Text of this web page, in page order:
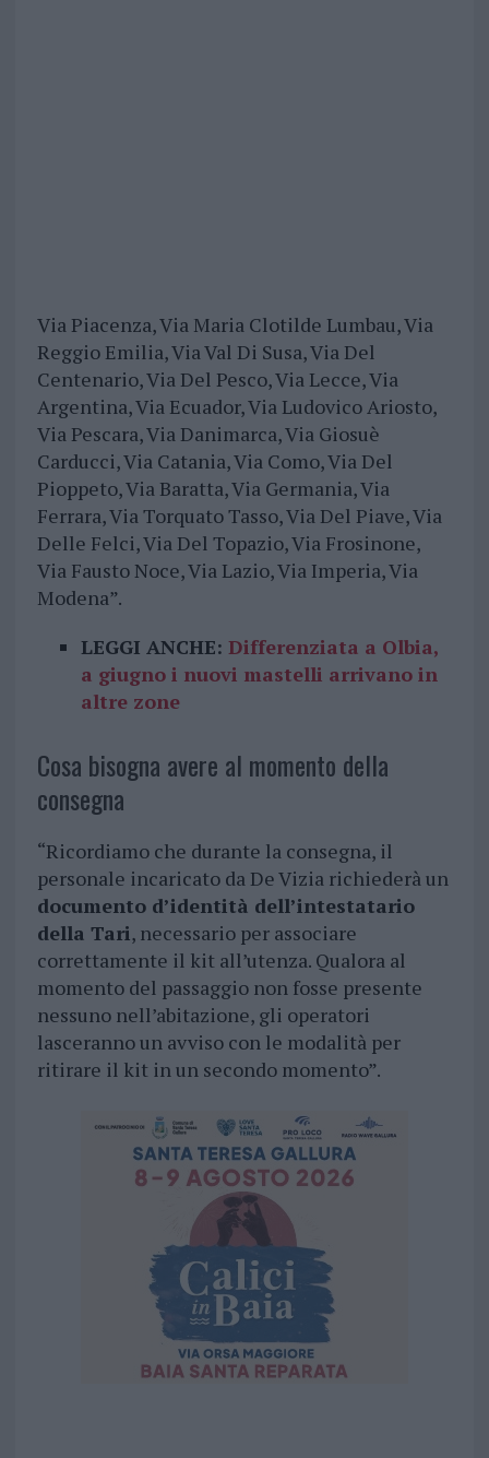
Via Piacenza, Via Maria Clotilde Lumbau, Via
Reggio Emilia, Via Val Di Susa, Via Del
Centenario, Via Del Pesco, Via Lecce, Via
Argentina, Via Ecuador, Via Ludovico Ariosto,
Via Pescara, Via Danimarca, Via Giosuè
Carducci, Via Catania, Via Como, Via Del
Pioppeto, Via Baratta, Via Germania, Via
Ferrara, Via Torquato Tasso, Via Del Piave, Via
Delle Felci, Via Del Topazio, Via Frosinone,
Via Fausto Noce, Via Lazio, Via Imperia, Via
Modena”.
LEGGI ANCHE: Differenziata a Olbia,
a giugno i nuovi mastelli arrivano in
altre zone
Cosa bisogna avere al momento della
consegna
“Ricordiamo che durante la consegna, il
personale incaricato da De Vizia richiederà un
documento d’identità dell’intestatario
della Tari, necessario per associare
correttamente il kit all’utenza. Qualora al
momento del passaggio non fosse presente
nessuno nell’abitazione, gli operatori
lasceranno un avviso con le modalità per
ritirare il kit in un secondo momento”.